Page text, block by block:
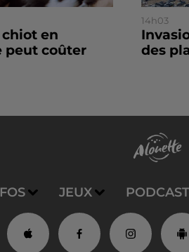
en
peut coûter
14h03
des
JEUX